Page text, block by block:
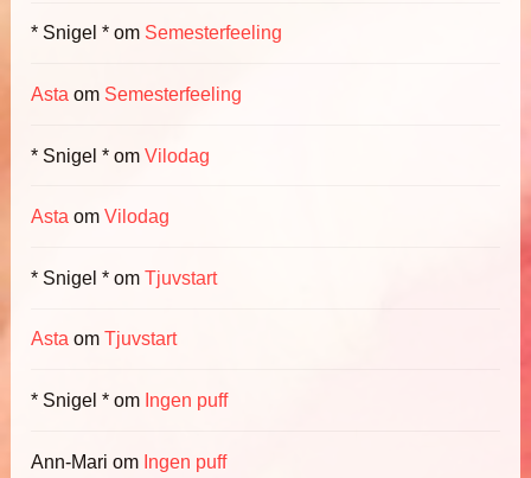
* Snigel * om Semesterfeeling
Asta om Semesterfeeling
* Snigel * omVilodag
Asta omVilodag
* Snigel * omTjuvstart
Asta omTjuvstart
* Snigel * om Ingen puff
Ann-Mari om Ingen puff